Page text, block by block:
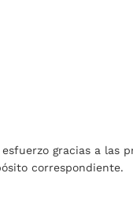
gracias a las
correspondiente.